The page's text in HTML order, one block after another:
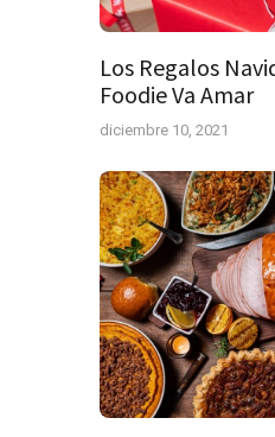
Los Regalos
Foodie Va Amar
diciembre 10, 2021